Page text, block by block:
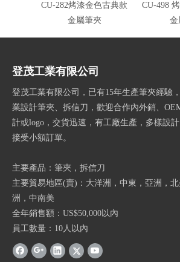
CU-282烤漆金色古典款
金屬筆夾
CU-498
金
登茂工業有限公司
登茂工業有限公司，已有15年生產筆夾經驗
業設計筆夾、拆信刀，歡迎合作內外銷、
計或logo，交貨迅速，有工廠生產，多樣設計
接受小額訂單。
主要產品：筆夾，拆信刀
主要貿易地區(賣)：大洋洲，中東，亞洲，
洲，中南美
全年銷售額：US$50,000以內
員工數量：10人以內